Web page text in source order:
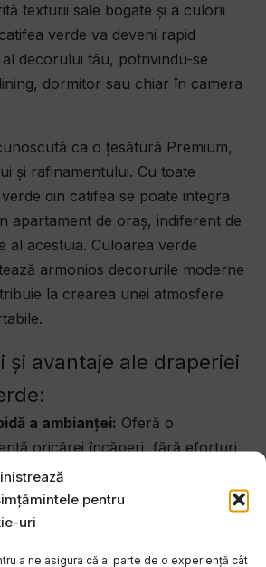
pentru
uri
a ne asigura că ai parte de o experiență cât
texturii sale bogate și a culorii
verde va deveni rapid
decorului tău, potrivindu-se
dormitor sau chiar în camera
ca o țesătură Premium,
și rafinamentului. Cu toate
din catifea se poate integra
apartament de oraș, indiferent de
al acestuia. Culoarea verde
armonios decorurile moderne
la crearea unei atmosfere
și avantaje ale draperiei
a ambianței: Oferă o
oricărei încăperi, fără eforturi
pentru living, dining,
copiilor, datorită designului său